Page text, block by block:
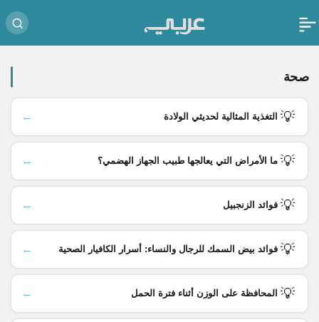
صحة
💡 التغذية المثالية لحديثي الولادة ←
💡 ما الأمراض التي يعالجها طبيب الجهاز الهضمي؟ ←
💡 فوائد الزنجبيل ←
💡 فوائد بيض السمك للرجال والنساء: أسرار الكافيار الصحية ←
💡 المحافظة على الوزن أثناء فترة الحمل ←